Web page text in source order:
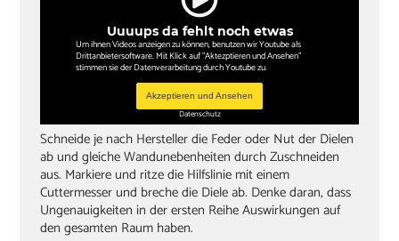
Uuuups da fehlt noch etwas
Um ihnen Videos anzeigen zu können, benutzen wir Youtube als
Drittanbietersoftware. Mit Klick auf "Aktezptieren und Ansehen"
stimmen sie der Datenverarbeitung durch Youtube zu.
Akzeptieren und Ansehen
Datenschutz
Schneide je nach Hersteller die Feder oder Nut der Dielen
ab und gleiche Wandunebenheiten durch Zuschneiden
aus. Markiere und ritze die Hilfslinie mit einem
Cuttermesser und breche die Diele ab. Denke daran, dass
Ungenauigkeiten in der ersten Reihe Auswirkungen auf
den gesamten Raum haben.